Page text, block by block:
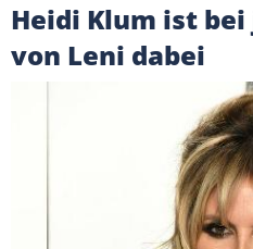
Heidi Klum ist
von Leni dabei